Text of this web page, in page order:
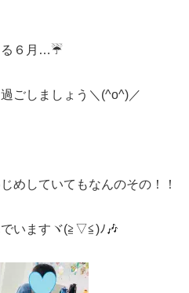
る６月…☔
ごしましょう＼(^o^)／
めしていてもなんのその！！
いますヾ(≧▽≦)ﾉ🎶